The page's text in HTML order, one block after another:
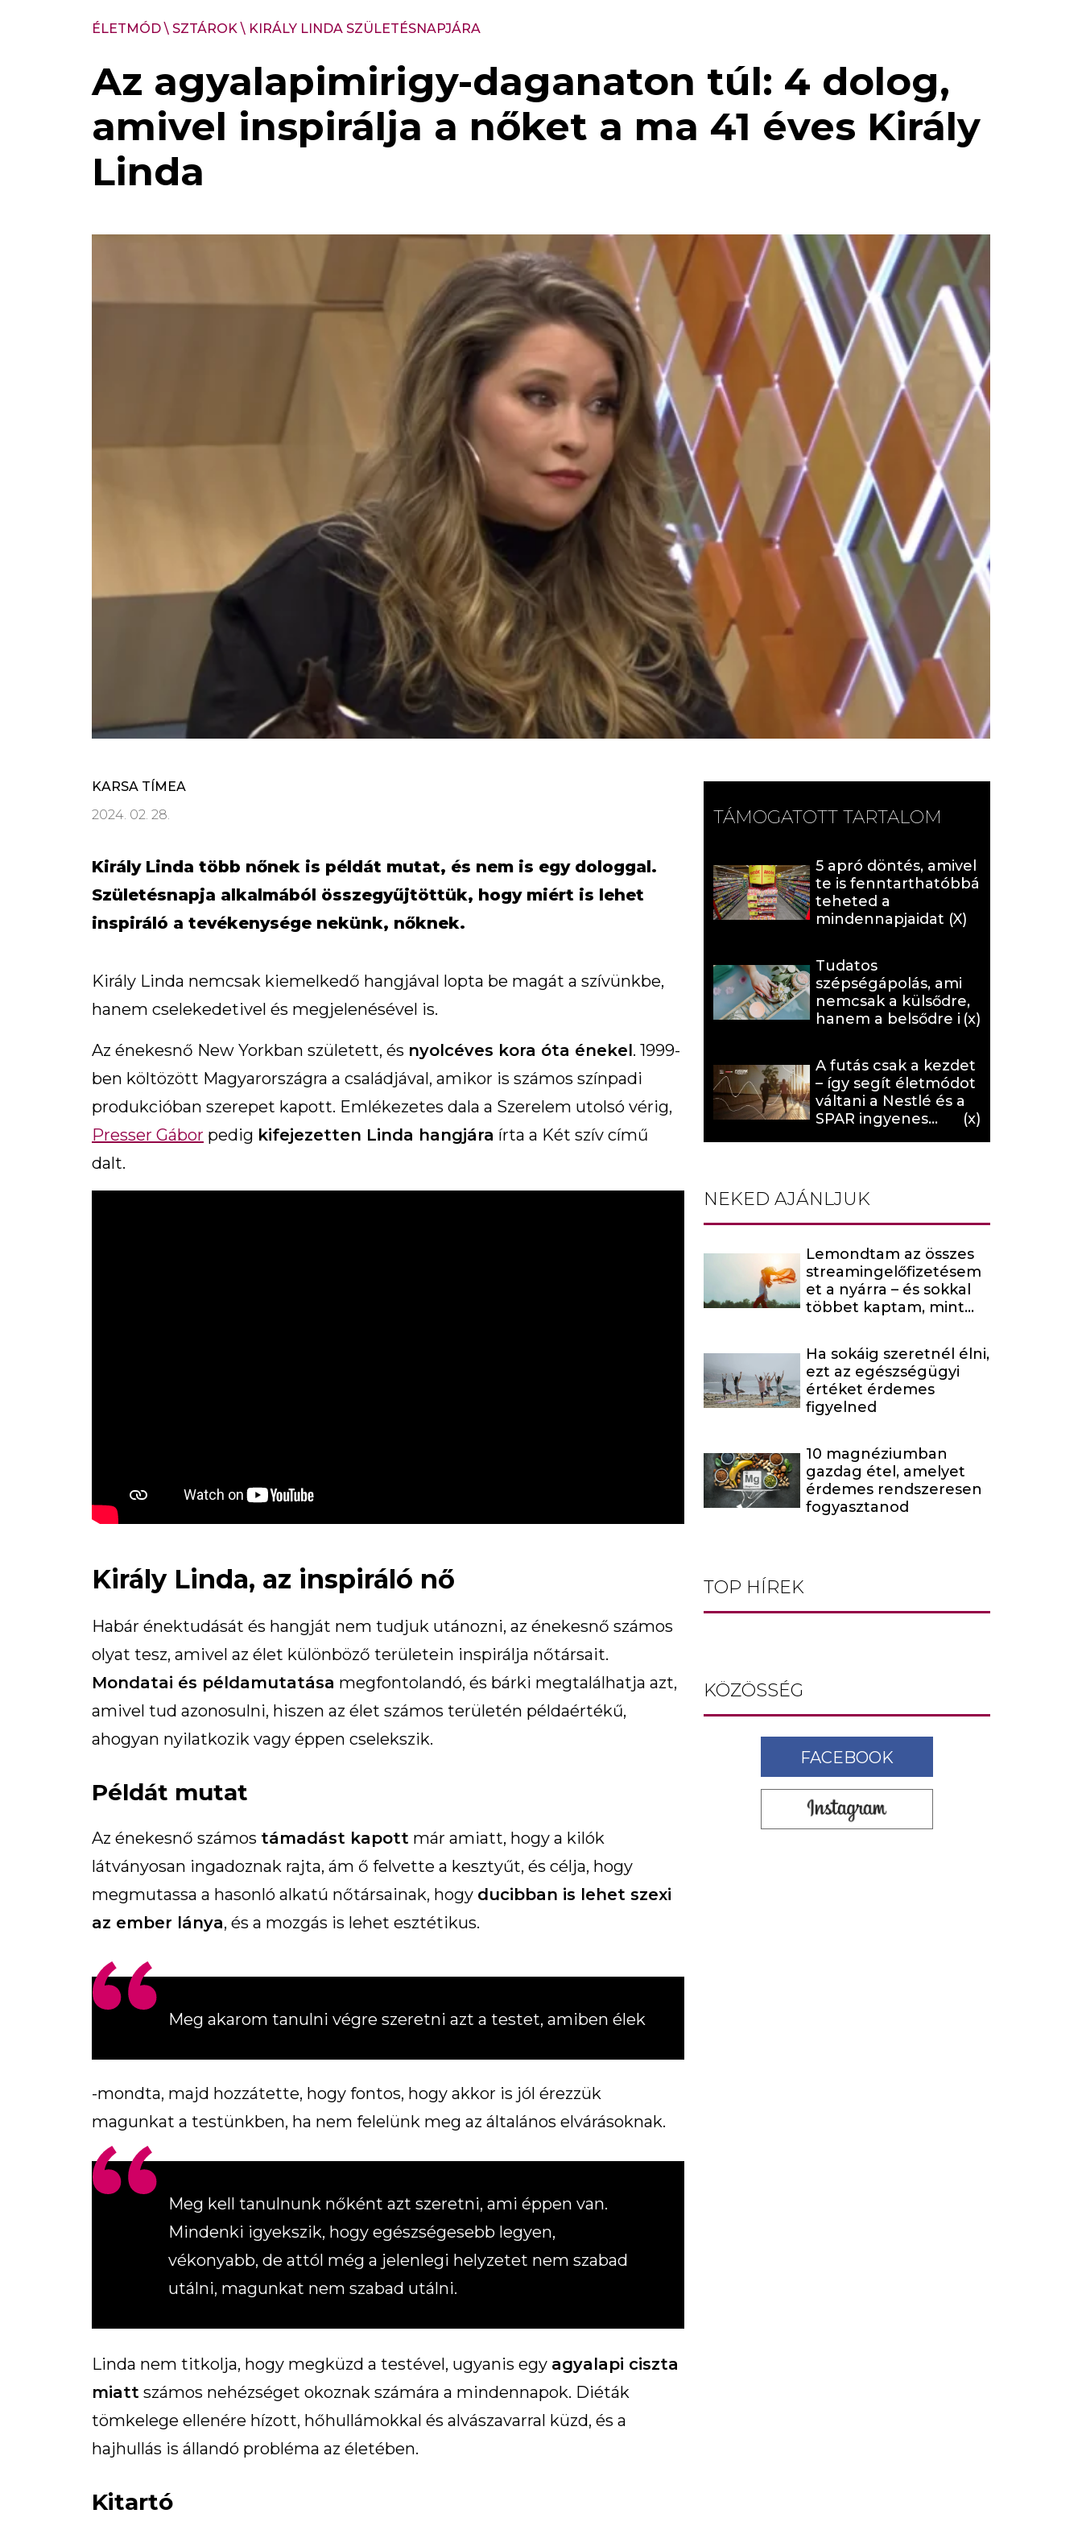
ÉLETMÓD\ SZTÁROK\ KIRÁLY LINDA SZÜLETÉSNAPJÁRA
Az agyalapimirigy-daganaton túl: 4 dolog,
amivel inspirálja a nőket a ma 41 éves Király
Linda
KARSA TÍMEA
2024. 02. 28.
Király Linda több nőnek is példát mutat, és nem is egy dologgal.
Születésnapja alkalmából összegyűjtöttük, hogy miért is lehet
inspiráló a tevékenysége nekünk, nőknek.
Király Linda nemcsak kiemelkedő hangjával lopta be magát a szívünkbe,
hanem cselekedetivel és megjelenésével is.
Az énekesnő New Yorkban született, és nyolcéves kora óta énekel. 1999-
ben költözött Magyarországra a családjával, amikor is számos színpadi
produkcióban szerepet kapott. Emlékezetes dala a Szerelem utolsó vérig,
Presser Gábor pedig kifejezetten Linda hangjára írta a Két szív című
dalt.
Király Linda, az inspiráló nő
Habár énektudását és hangját nem tudjuk utánozni, az énekesnő számos
olyat tesz, amivel az élet különböző területein inspirálja nőtársait.
Mondatai és példamutatása megfontolandó, és bárki megtalálhatja azt,
amivel tud azonosulni, hiszen az élet számos területén példaértékű,
ahogyan nyilatkozik vagy éppen cselekszik.
Példát mutat
Az énekesnő számos támadást kapott már amiatt, hogy a kilók
látványosan ingadoznak rajta, ám ő felvette a kesztyűt, és célja, hogy
megmutassa a hasonló alkatú nőtársainak, hogy ducibban is lehet szexi
az ember lánya, és a mozgás is lehet esztétikus.
Meg akarom tanulni végre szeretni azt a testet, amiben élek
-mondta, majd hozzátette, hogy fontos, hogy akkor is jól érezzük
magunkat a testünkben, ha nem felelünk meg az általános elvárásoknak.
Meg kell tanulnunk nőként azt szeretni, ami éppen van.
Mindenki igyekszik, hogy egészségesebb legyen,
vékonyabb, de attól még a jelenlegi helyzetet nem szabad
utálni, magunkat nem szabad utálni.
Linda nem titkolja, hogy megküzd a testével, ugyanis egy agyalapi ciszta
miatt számos nehézséget okoznak számára a mindennapok. Diéták
tömkelege ellenére hízott, hőhullámokkal és alvászavarral küzd, és a
hajhullás is állandó probléma az életében.
Kitartó
TÁMOGATOTT TARTALOM
5 apró döntés, amivel
te is fenntarthatóbbá
teheted a
mindennapjaidat (X)
Tudatos
szépségápolás, ami
nemcsak a külsődre,
hanem a belsődre is
A futás csak a kezdet
– így segít életmódot
váltani a Nestlé és a
SPAR ingyenes
NEKED AJÁNLJUK
Lemondtam az összes
streamingelőfizetésem
et a nyárra – és sokkal
többet kaptam, mint
Ha sokáig szeretnél élni,
ezt az egészségügyi
értéket érdemes
figyelned
10 magnéziumban
gazdag étel, amelyet
érdemes rendszeresen
fogyasztanod
TOP HÍREK
KÖZÖSSÉG
FACEBOOK